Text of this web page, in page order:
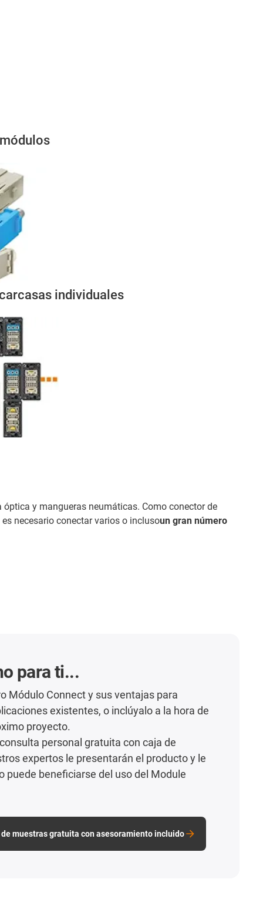
individuales
y mangueras neumáticas. Como conector de
necesario conectar varios o inclusoun gran número
para ti...
Módulo Connect y sus ventajas para
existentes, o inclúyalo a la hora de
proyecto.
personal gratuita con caja de
expertos le presentarán el producto y le
puede beneficiarse del uso del Module
muestras gratuita con asesoramiento incluido